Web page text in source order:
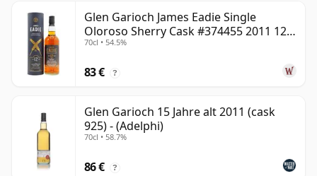
Glen Garioch James Eadie Single
Oloroso Sherry Cask #374455 2011 12
Jahre alt
70cl • 54.5%
83 € ?
Glen Garioch 15 Jahre alt 2011 (cask
925) - (Adelphi)
70cl • 58.7%
86 € ?